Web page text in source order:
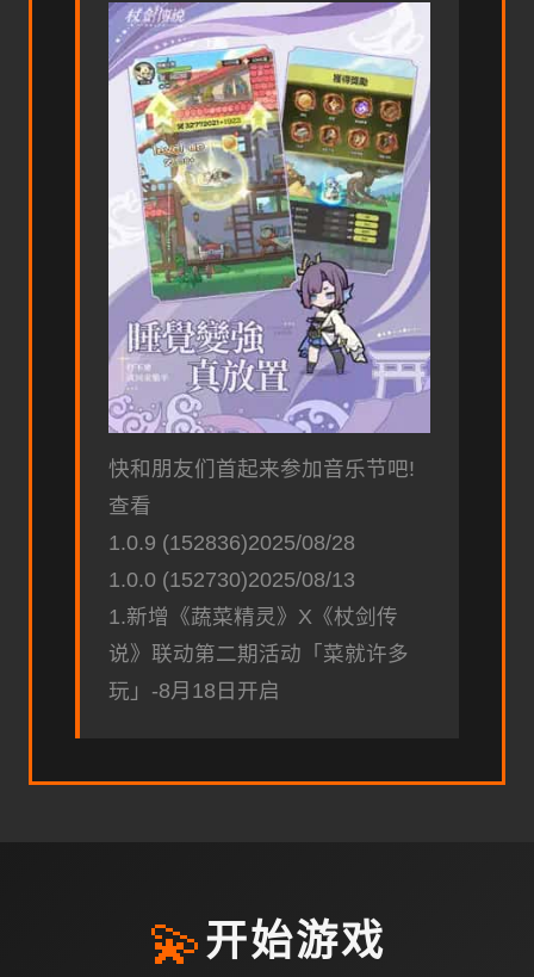
快和朋友们首起来参加音乐节吧!
查看
1.0.9 (152836)2025/08/28
1.0.0 (152730)2025/08/13
1.新增《蔬菜精灵》X《杖剑传
说》联动第二期活动「菜就许多
玩」-8月18日开启
💫开始游戏